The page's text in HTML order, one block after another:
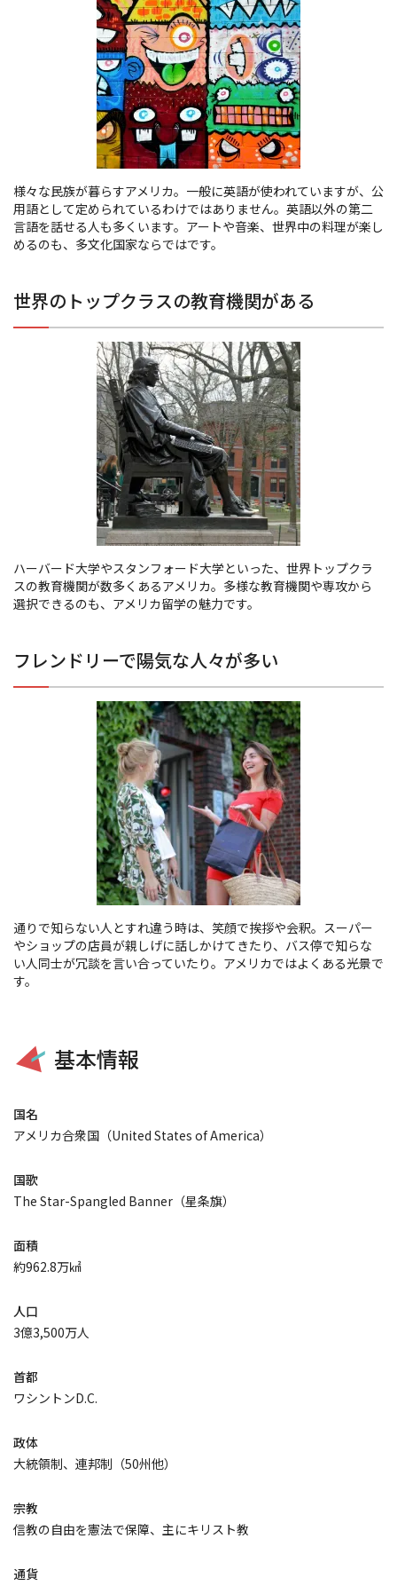
様々な民族が暮らすアメリカ。一般に英語が使われていますが、公
用語として定められているわけではありません。英語以外の第二
言語を話せる人も多くいます。アートや音楽、世界中の料理が楽し
めるのも、多文化国家ならではです。
世界のトップクラスの教育機関がある
ハーバード大学やスタンフォード大学といった、世界トップクラ
スの教育機関が数多くあるアメリカ。多様な教育機関や専攻から
選択できるのも、アメリカ留学の魅力です。
フレンドリーで陽気な人々が多い
通りで知らない人とすれ違う時は、笑顔で挨拶や会釈。スーパー
やショップの店員が親しげに話しかけてきたり、バス停で知らな
い人同士が冗談を言い合っていたり。アメリカではよくある光景で
す。
基本情報
国名
アメリカ合衆国（United States of America）
国歌
The Star-Spangled Banner（星条旗）
面積
約962.8万㎢
人口
3億3,500万人
首都
ワシントンD.C.
政体
大統領制、連邦制（50州他）
宗教
信教の自由を憲法で保障、主にキリスト教
通貨